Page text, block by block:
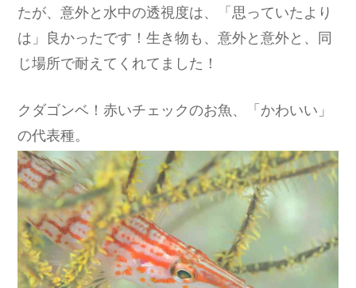
たが、意外と水中の透視度は、「思っていたより
は」良かったです！生き物も、意外と意外と、同
じ場所で耐えてくれてました！
クダゴンベ！赤いチェックのお魚、「かわいい」
の代表種。